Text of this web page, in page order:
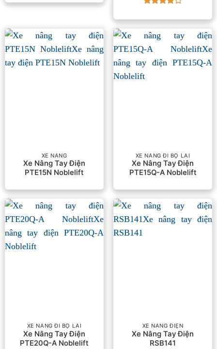
xếp hạng
XE NÂNG
Xe Nâng Tay Điện
PTE15N Noblelift
XE NÂNG ĐI BỘ LÁI
Xe Nâng Tay Điện
PTE15Q-A Noblelift
XE NÂNG ĐI BỘ LÁI
Xe Nâng Tay Điện
PTE20Q-A Noblelift
XE NÂNG ĐIỆN
Xe Nâng Tay Điện
RSB141